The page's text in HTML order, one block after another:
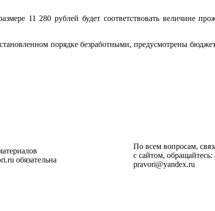
11 280 рублей будет соответствовать величине
порядке безработными, предусмотрены
обязательна
По всем вопросам,
с сайтом,
pravori@yandex.ru